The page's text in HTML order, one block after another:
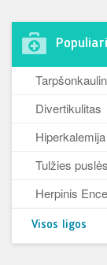
Divertikulitas
Hiperkalemija
Tulžies
Herpinis
Visos ligos